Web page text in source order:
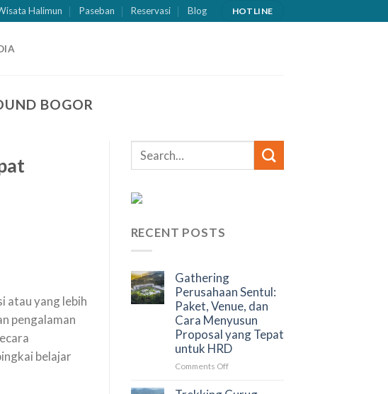
Halimun Paseban Reservasi Blog HOTLINE
BOGOR
atau yang lebih
pengalaman
belajar
RECENT POSTS
Gathering
Perusahaan Sentul:
Paket, Venue, dan
Cara Menyusun
Proposal yang Tepat
untuk HRD
Comments Offon
Perusahaan